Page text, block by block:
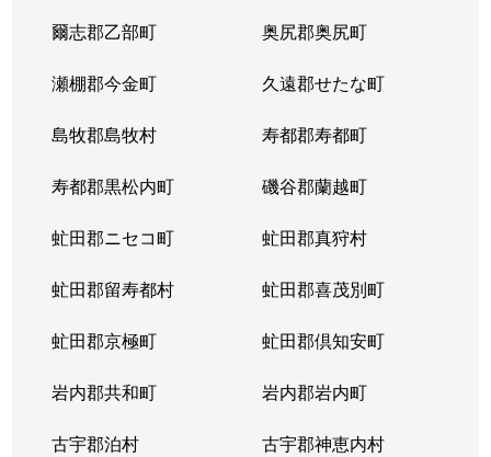
爾志郡乙部町 奥尻郡奥尻町
瀬棚郡今金町 久遠郡せたな町
島牧郡島牧村 寿都郡寿都町
寿都郡黒松内町 磯谷郡蘭越町
虻田郡ニセコ町 虻田郡真狩村
虻田郡留寿都村 虻田郡喜茂別町
虻田郡京極町 虻田郡倶知安町
岩内郡共和町 岩内郡岩内町
古宇郡泊村 古宇郡神恵内村